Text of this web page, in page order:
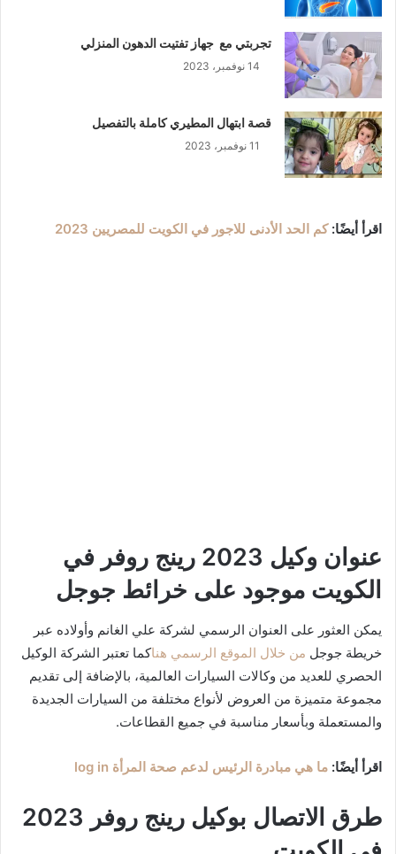
تجربتي مع جهاز تفتيت الدهون المنزلي
14 نوفمبر، 2023
قصة ابتهال المطيري كاملة بالتفصيل
11 نوفمبر، 2023
اقرأ أيضًا:كم الحد الأدنى للاجور في الكويت للمصريين 2023
عنوان وكيل 2023 رينج روفر في
الكويت موجود على خرائط جوجل
يمكن العثور على العنوان الرسمي لشركة علي الغانم وأولاده عبر
خريطة جوجل من خلال الموقع الرسمي هناكما تعتبر الشركة الوكيل
الحصري للعديد من وكالات السيارات العالمية، بالإضافة إلى تقديم
مجموعة متميزة من العروض لأنواع مختلفة من السيارات الجديدة
والمستعملة وبأسعار مناسبة في جميع القطاعات.
اقرأ أيضًا: ما هي مبادرة الرئيس لدعم صحة المرأة log in
طرق الاتصال بوكيل رينج روفر 2023